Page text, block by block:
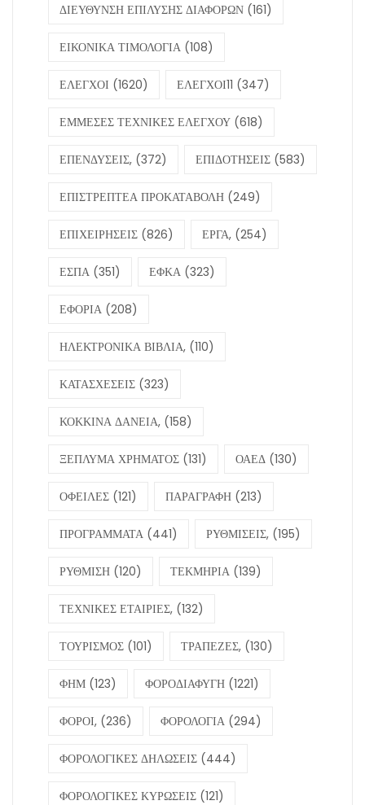
ΔΙΕΥΘΥΝΣΗ ΕΠΙΛΥΣΗΣ ΔΙΑΦΟΡΩΝ (161)
ΕΙΚΟΝΙΚΑ ΤΙΜΟΛΟΓΙΑ (108)
ΕΛΕΓΧΟΙ (1620) ΕΛΕΓΧΟΙ11 (347)
ΕΜΜΕΣΕΣ ΤΕΧΝΙΚΕΣ ΕΛΕΓΧΟΥ (618)
ΕΠΕΝΔΥΣΕΙΣ, (372) ΕΠΙΔΟΤΗΣΕΙΣ (583)
ΕΠΙΣΤΡΕΠΤΕΑ ΠΡΟΚΑΤΑΒΟΛΗ (249)
ΕΠΙΧΕΙΡΗΣΕΙΣ (826) ΕΡΓΑ, (254)
ΕΣΠΑ (351) ΕΦΚΑ (323)
ΕΦΟΡΙΑ (208)
ΗΛΕΚΤΡΟΝΙΚΑ ΒΙΒΛΙΑ, (110)
ΚΑΤΑΣΧΕΣΕΙΣ (323)
ΚΟΚΚΙΝΑ ΔΑΝΕΙΑ, (158)
ΞΕΠΛΥΜΑ ΧΡΗΜΑΤΟΣ (131) ΟΑΕΔ (130)
ΟΦΕΙΛΕΣ (121) ΠΑΡΑΓΡΑΦΗ (213)
ΠΡΟΓΡΑΜΜΑΤΑ (441) ΡΥΘΜΙΣΕΙΣ, (195)
ΡΥΘΜΙΣΗ (120) ΤΕΚΜΗΡΙΑ (139)
ΤΕΧΝΙΚΕΣ ΕΤΑΙΡΙΕΣ, (132)
ΤΟΥΡΙΣΜΟΣ (101) ΤΡΑΠΕΖΕΣ, (130)
ΦΗΜ (123) ΦΟΡΟΔΙΑΦΥΓΗ (1221)
ΦΟΡΟΙ, (236) ΦΟΡΟΛΟΓΙΑ (294)
ΦΟΡΟΛΟΓΙΚΕΣ ΔΗΛΩΣΕΙΣ (444)
ΦΟΡΟΛΟΓΙΚΕΣ ΚΥΡΩΣΕΙΣ (121)